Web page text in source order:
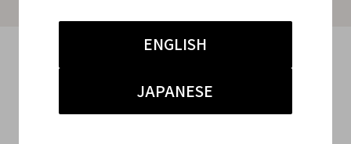
ENGLISH
JAPANESE
#ブランド買取キャンペーン